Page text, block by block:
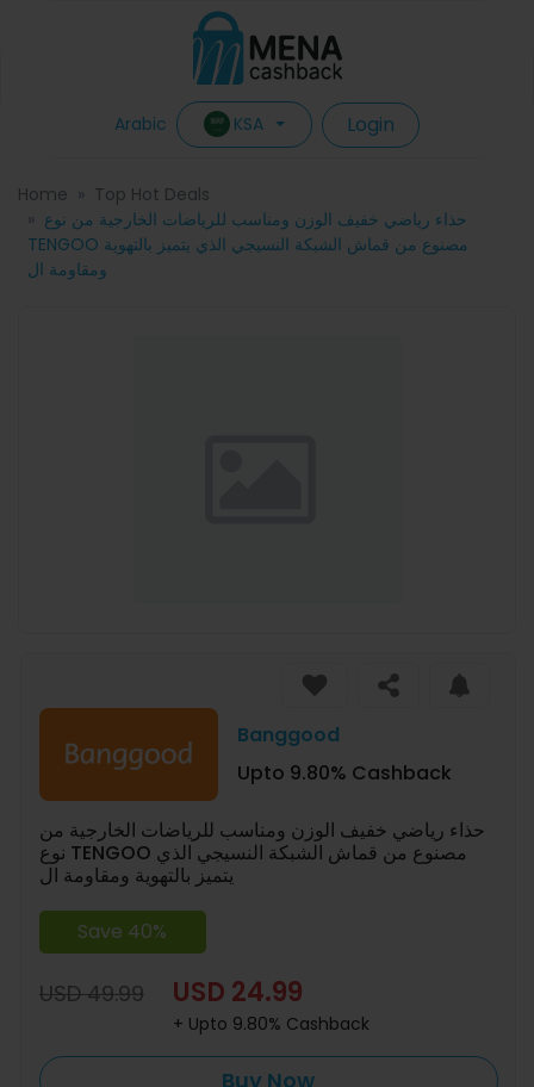
Arabic KSA Login
Home
Top Hot Deals
حذاء رياضي خفيف الوزن ومناسب للرياضات الخارجية من نوع
TENGOO مصنوع من قماش الشبكة النسيجي الذي يتميز بالتهوية
ومقاومة ال
Banggood
Upto 9.80% Cashback
حذاء رياضي خفيف الوزن ومناسب للرياضات الخارجية من
نوع TENGOO مصنوع من قماش الشبكة النسيجي الذي
يتميز بالتهوية ومقاومة ال
Save 40%
USD 49.99 USD 24.99
+ Upto 9.80% Cashback
Buy Now